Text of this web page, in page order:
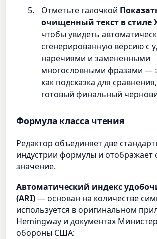
Отметьте галочкой
очищенный текст в стиле
чтобы увидеть
сгенерированную версию с
наречиями и замененными
многословными фразами —
как подсказка для
готовый финальный
Формула класса чтения
Редактор объединяет две
индустрии формулы и отображает
значение.
Автоматический индекс
(ARI)— основан на количестве
используется в оригинальном
Hemingway и документах
обороны США: